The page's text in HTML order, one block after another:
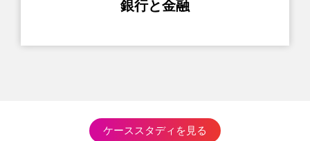
銀行と金融
ケーススタディを見る